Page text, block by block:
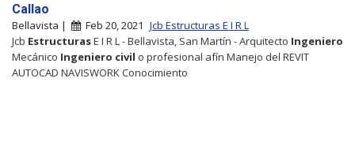
Callao
Bellavista | Feb 20, 2021 Jcb Estructuras E I R L
Jcb EstructurasE I R L - Bellavista, San Martín - Arquitecto Ingeniero
Mecánico Ingeniero civil o profesional afín Manejo del REVIT
AUTOCAD NAVISWORK Conocimiento